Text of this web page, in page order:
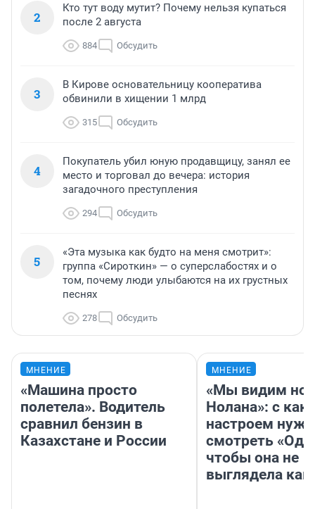
2
Кто тут воду мутит? Почему нельзя купаться
после 2 августа
884 Обсудить
3
В Кирове основательницу кооператива
обвинили в хищении 1 млрд
315 Обсудить
4
Покупатель убил юную продавщицу, занял ее
место и торговал до вечера: история
загадочного преступления
294 Обсудить
5
«Эта музыка как будто на меня смотрит»:
группа «Сироткин» — о суперслабостях и о
том, почему люди улыбаются на их грустных
песнях
278 Обсудить
МНЕНИЕ
«Машина просто
полетела». Водитель
сравнил бензин в
Казахстане и России
МНЕНИЕ
«Мы видим
Нолана»: с
настроем
смотреть
чтобы она не
выглядела как